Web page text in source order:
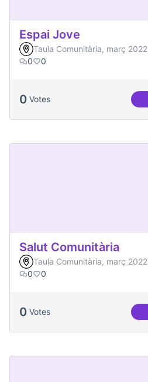
Espai Jove
Taula Comunitària, març 2022
0
0
0 Votes
Salut Comunitària
Taula Comunitària, març 2022
0
0
0 Votes